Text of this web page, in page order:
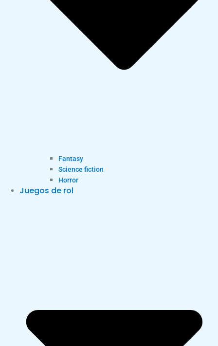
Fantasy
Science fiction
Horror
Juegos de rol